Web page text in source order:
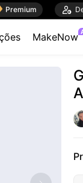
Premium 
MakeNow